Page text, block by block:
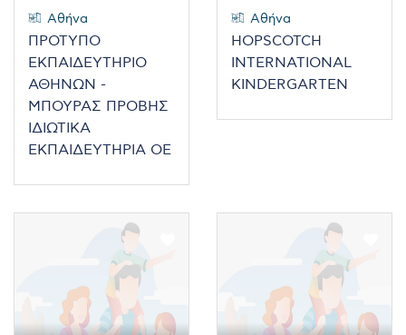
Αθήνα
ΠΡΟΤΥΠΟ
ΕΚΠΑΙΔΕΥΤΗΡΙΟ
ΑΘΗΝΩΝ -
ΜΠΟΥΡΑΣ ΠΡΟΒΗΣ
ΙΔΙΩΤΙΚΑ
ΕΚΠΑΙΔΕΥΤΗΡΙΑ ΟΕ
Αθήνα
HOPSCOTCH
INTERNATIONAL
KINDERGARTEN